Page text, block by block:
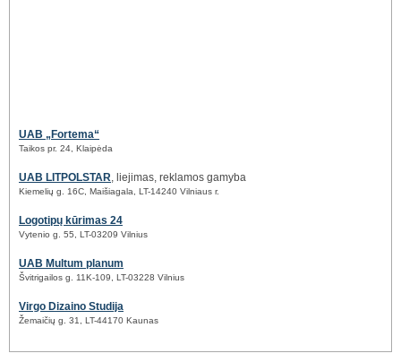
UAB „Fortema“
Taikos pr. 24, Klaipėda
UAB LITPOLSTAR, liejimas, reklamos gamyba
Kiemelių g. 16C, Maišiagala, LT-14240 Vilniaus r.
Logotipų kūrimas 24
Vytenio g. 55, LT-03209 Vilnius
UAB Multum planum
Švitrigailos g. 11K-109, LT-03228 Vilnius
Virgo Dizaino Studija
Žemaičių g. 31, LT-44170 Kaunas